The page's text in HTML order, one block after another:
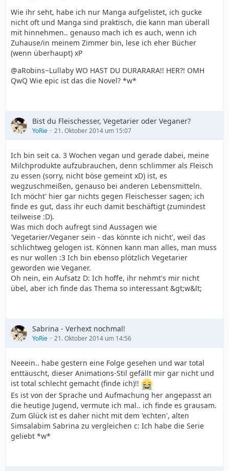
Wie ihr seht, habe ich nur Manga aufgelistet, ich gucke
nicht oft und Manga sind praktisch, die kann man überall
mit hinnehmen.. genauso mach ich es auch, wenn ich
Zuhause/in meinem Zimmer bin, lese ich eher Bücher
(wenn überhaupt) xP
@aRobins~Lullaby WO HAST DU DURARARA!! HER?! OMH
QwQ Wie epic ist das die Novel? *w*
Bist du Fleischesser, Vegetarier oder Veganer?
YoRie 21. Oktober 2014 um 15:07
Ich bin seit ca. 3 Wochen vegan und gerade dabei, meine
Milchprodukte aufzubrauchen, denn schlimmer als Fleisch
zu essen (sorry, nicht böse gemeint xD) ist, es
wegzuschmeißen, genauso bei anderen Lebensmitteln.
Ich möcht' hier gar nichts gegen Fleischesser sagen; ich
finde es gut, dass ihr euch damit beschäftigt (zumindest
teilweise :D).
Was mich doch aufregt sind Aussagen wie
'Vegetarier/Veganer sein - das könnte ich nicht', weil das
schlichtweg gelogen ist. Können kann man alles, man muss
es nur wollen :3 Ich bin ebenso plötzlich Vegetarier
geworden wie Veganer.
Oh nein, ein Aufsatz D: Ich hoffe, ihr nehmt's mir nicht
übel, aber ich finde das Thema so interessant &gt;w&lt;
Sabrina - Verhext nochmal!
YoRie 21. Oktober 2014 um 14:56
Neeein.. habe gestern eine Folge gesehen und war total
enttäuscht, dieser Animations-Stil gefällt mir gar nicht und
ist total schlecht gemacht (finde ich)!!
Es ist von der Sprache und Aufmachung her angepasst an
die heutige Jugend, vermute ich mal.. ich finde es grausam.
Zum Glück ist es daher nicht mit dem 'echten', alten
Simsalabim Sabrina zu vergleichen c: Ich habe die Serie
geliebt *w*